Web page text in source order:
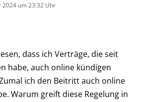
2024 um 23:32 Uhr
dass ich Verträge, die seit
habe, auch online kündigen
ich den Beitritt auch online
Warum greift diese Regelung in